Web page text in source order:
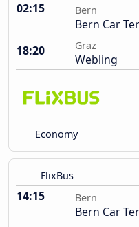
02:15 Bern
Bern Car
18:20
Graz
Webling
Economy
FlixBus
14:15 Bern
Bern Car